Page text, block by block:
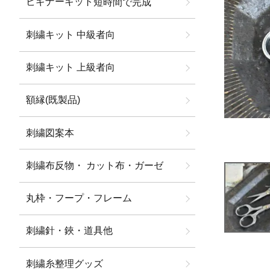
刺繍キット 中級者向
刺繍キット 上級者向
額縁(既製品)
刺繍図案本
刺繍布反物・ カット布・ガーゼ
丸枠・フープ・フレーム
刺繍針・鋏・道具他
刺繍糸整理グッズ